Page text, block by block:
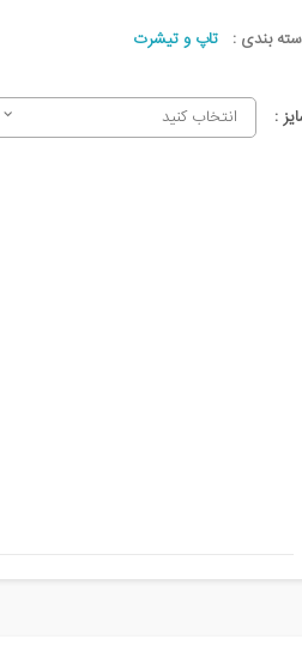
بندی : تاپ و تیشرت
: انتخاب کنید